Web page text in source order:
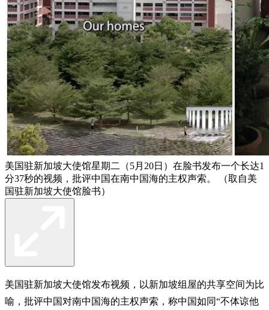
美国驻新加坡大使馆星期二（5月20日）在脸书发布一个长达1
分37秒的视频，批评中国在南中国海的主权声索。 （取自美
国驻新加坡大使馆脸书）
美国驻新加坡大使馆发布视频，以新加坡组屋的共享空间为比
喻，批评中国对南中国海的主权声索，称中国如同“不体谅他